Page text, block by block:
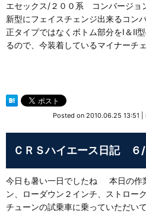
エセックス/２００系 コンバージョ
新型にフェイスチェンジ出来るコン
正タイプではなくボトム部分をⅠ＆Ⅱ
るので、今装着しているマイナーチ
Posted on 2010.06.25 13:51
ＣＲＳハイエース日記 ６/
今日も暑い一日でしたね 本日の作
ン、ローダウン２インチ、ストロー
チューンの試乗車に乗っていただ